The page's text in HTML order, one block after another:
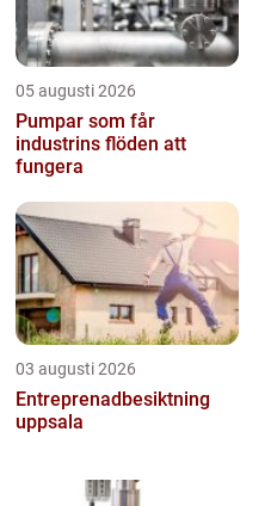
05 augusti 2026
Pumpar som får
industrins flöden att
fungera
03 augusti 2026
Entreprenadbesiktning
uppsala